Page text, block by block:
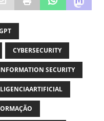
CYBERSECURITY
SECURITY